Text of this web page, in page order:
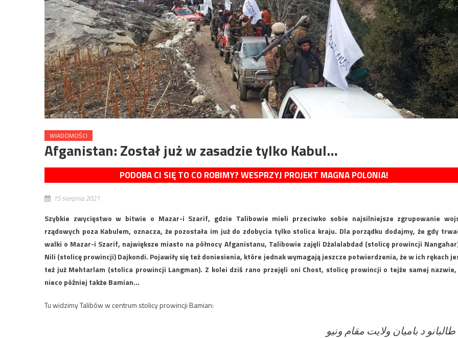
WIADOMOŚCI
Afganistan: Został już w zasadzie tylko Kabul…
PODOBA CI SIĘ TO CO ROBIMY? WESPRZYJ PROJEKT MAGNA POLONIA!
15 sierpnia 2021
Szybkie zwycięstwo w bitwie o Mazar-i Szarif, gdzie Talibowie mieli przeciwko sobie najsilniejsze zgrupowanie
rządowych poza Kabulem, oznacza, że pozostała im już do zdobycia tylko stolica kraju. Dla porządku dodajmy, że gdy
walki o Mazar-i Szarif, największe miasto na północy Afganistanu, Talibowie zajęli Dżalalabdad (stolicę prowincji
Nili (stolicę prowincji) Dajkondi. Pojawiły się też doniesienia, które jednak wymagają jeszcze potwierdzenia, że w ich rękach
też już Mehtarlam (stolica prowincji Langman). Z kolei dziś rano przejęli oni Chost, stolicę prowincji o tejże samej
nieco później także Bamian…
Tu widzimy Talibów w centrum stolicy prowincji Bamian:
طالبانو د بامیان ولایت مقام ونیو